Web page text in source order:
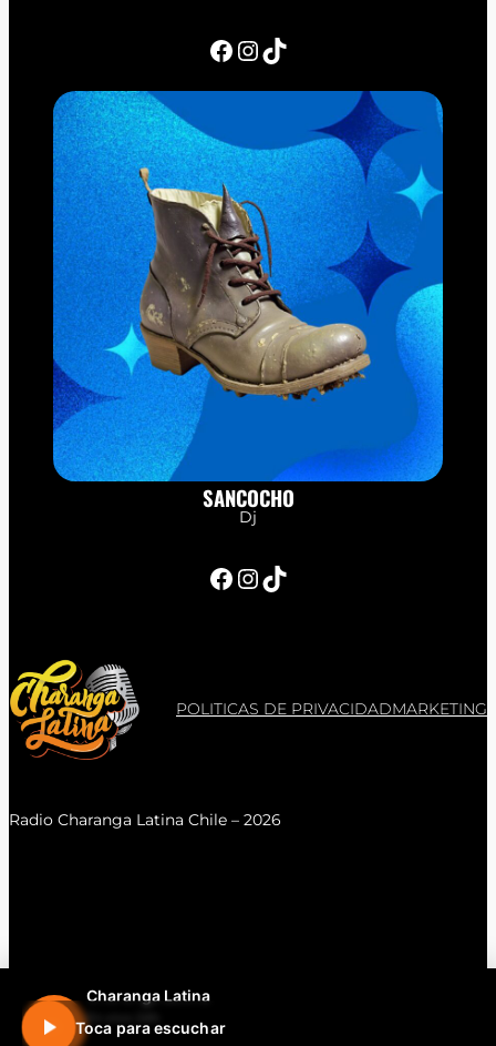
Charanga Latina
En vivo 24h
Toca para escuchar
Facebook InstagramTikTok
SANCOCHO
Dj
Facebook InstagramTikTok
POLITICAS DE PRIVACIDADMARKETING
Radio Charanga Latina Chile – 2026